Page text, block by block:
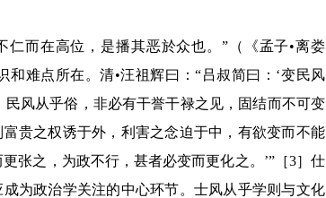
仁而在高位，是播其恶於众也。” （《孟子•离娄
和难点所在。清•汪祖辉曰：“吕叔简曰： ‘变民风
风从乎俗，非必有干誉干禄之见，固结而不可变
贵之权诱于外，利害之念迫于中，有欲变而不能
张之，为政不行，甚者必变而更化之。 ’”［3］仕
为政治学关注的中心环节。士风从乎学则与文化